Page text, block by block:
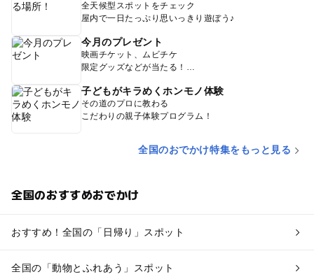
全天候型スポットをチェック
屋内で一日たっぷり思いっきり遊ぼう♪
今月のプレゼント
映画チケット、ムビチケ
限定グッズなどが当たる！
子どもがキラめくホンモノ体験
その道のプロに教わる
こだわりの親子体験プログラム！
全国のおでかけ特集をもっと見る
全国のおすすめおでかけ
おすすめ！全国の「日帰り」スポット
全国の「動物とふれあう」スポット